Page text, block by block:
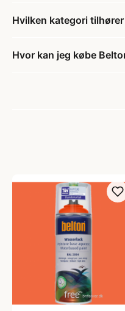
Hvilken kategori tilhører
Hvor kan jeg købe